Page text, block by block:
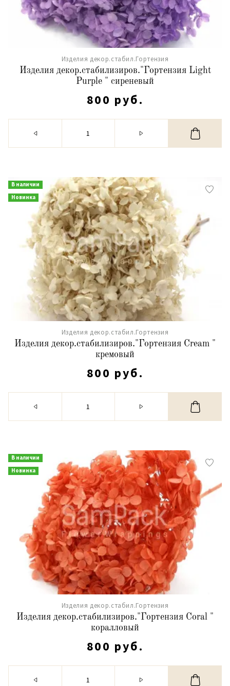
Изделия декор.стабил.Гортензия
Изделия декор.стабилизиров."Гортензия Light
Purple " сиреневый
800 руб.
В наличии
Новинка
Изделия декор.стабил.Гортензия
Изделия декор.стабилизиров."Гортензия Cream "
кремовый
800 руб.
В наличии
Новинка
Изделия декор.стабил.Гортензия
Изделия декор.стабилизиров."Гортензия Coral "
коралловый
800 руб.